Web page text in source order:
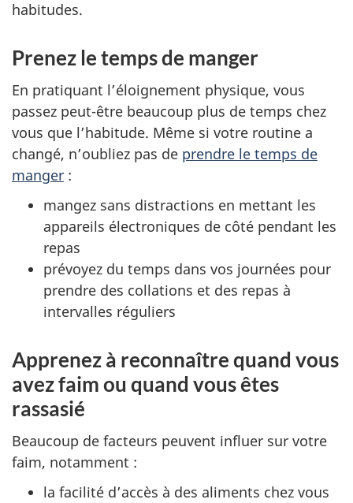
habitudes.
Prenez le temps de manger
En pratiquant l’éloignement physique, vous
passez peut-être beaucoup plus de temps chez
vous que l’habitude. Même si votre routine a
changé, n’oubliez pas de prendre le temps de
manger :
mangez sans distractions en mettant les
appareils électroniques de côté pendant les
repas
prévoyez du temps dans vos journées pour
prendre des collations et des repas à
intervalles réguliers
Apprenez à reconnaître quand vous
avez faim ou quand vous êtes
rassasié
Beaucoup de facteurs peuvent influer sur votre
faim, notamment :
la facilité d’accès à des aliments chez vous